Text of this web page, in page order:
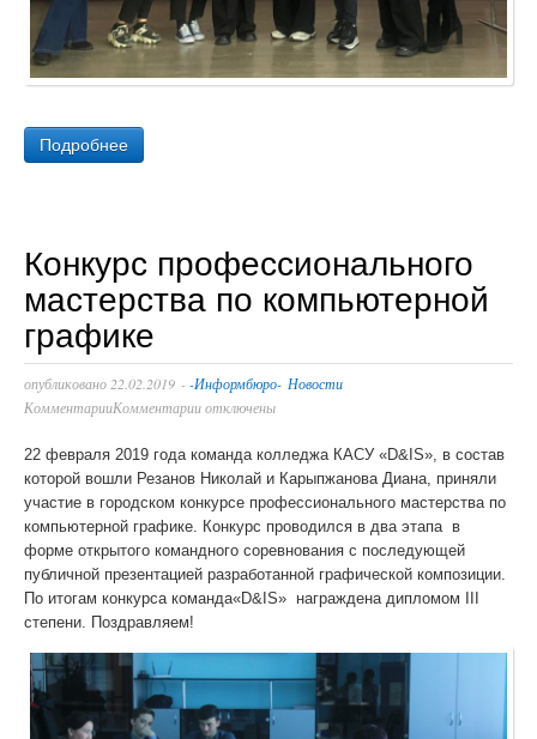
Подробнее
Конкурс профессионального
мастерства по компьютерной
графике
опубликовано 22.02.2019 - -Информбюро- Новости
КомментарииКомментарии отключены
22 февраля 2019 года команда колледжа КАСУ «D&IS», в состав
которой вошли Резанов Николай и Карыпжанова Диана, приняли
участие в городском конкурсе профессионального мастерства по
компьютерной графике. Конкурс проводился в два этапа в
форме открытого командного соревнования с последующей
публичной презентацией разработанной графической композиции.
По итогам конкурса команда«D&IS» награждена дипломом III
степени. Поздравляем!